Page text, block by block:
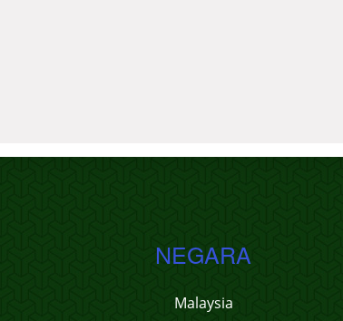
NEGARA
Malaysia